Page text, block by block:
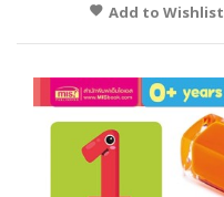
Add to Wishlist